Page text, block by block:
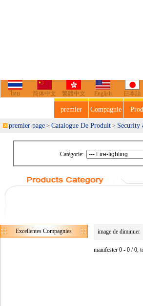
ไทย 简体中文 繁體中文 English 日本語
premier Compagnie
premier page > Catalogue De Produit > Security
Catégorie:
Excellentes Compagnies image de diminuer
manifester 0 - 0 / 0,